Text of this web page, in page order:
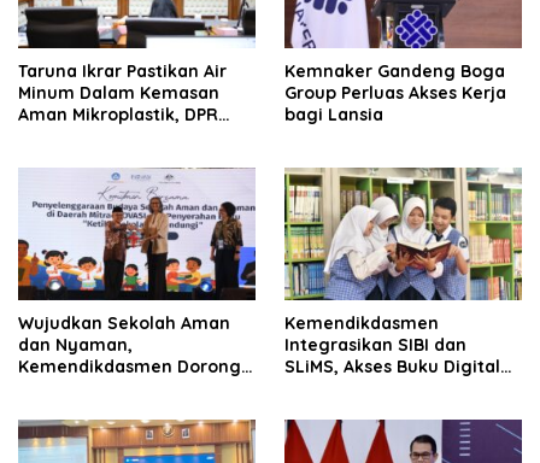
Taruna Ikrar Pastikan Air
Minum Dalam Kemasan
Aman Mikroplastik, DPR
Kemnaker Gandeng Boga
Group Perluas Akses Kerja
bagi Lansia
Wujudkan Sekolah Aman
dan Nyaman,
Kemendikdasmen Dorong
Kemendikdasmen
Integrasikan SIBI dan
SLiMS, Akses Buku Digital